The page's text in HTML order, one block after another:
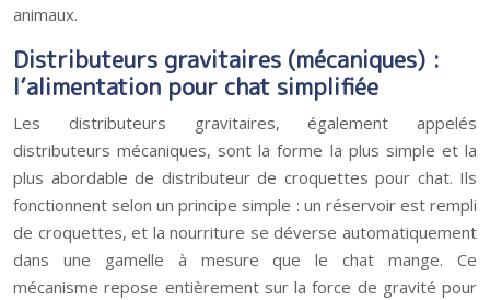
animaux.
Distributeurs gravitaires (mécaniques) :
l’alimentation pour chat simplifiée
Les distributeurs gravitaires, également appelés
distributeurs mécaniques, sont la forme la plus simple et la
plus abordable de distributeur de croquettes pour chat. Ils
fonctionnent selon un principe simple : un réservoir est rempli
de croquettes, et la nourriture se déverse automatiquement
dans une gamelle à mesure que le chat mange. Ce
mécanisme repose entièrement sur la force de gravité pour